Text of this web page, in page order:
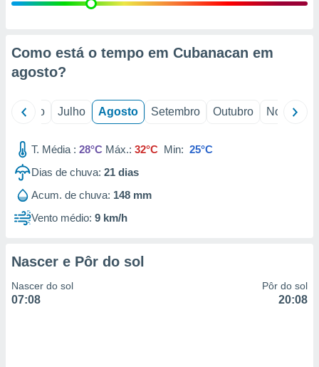
estudos
1199
Como está o tempo em Cubanacan em
agosto?
Junho Julho Agosto Setembro Outubro Novembro
T. Média : 28°C Máx.: 32°C Min: 25°C
Dias de chuva: 21 dias
Acum. de chuva: 148 mm
Vento médio: 9 km/h
Nascer e Pôr do sol
Nascer do sol
07:08
Pôr do sol
20:08